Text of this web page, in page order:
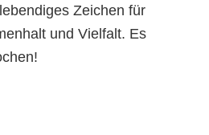
Zeichen für
und Vielfalt. Es